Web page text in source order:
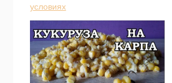
условиях